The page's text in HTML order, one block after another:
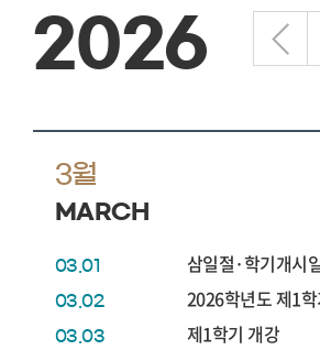
2026
3월
MARCH
03.01 삼일절·학기개시
03.02 2026학년도 제1
03.03 제1학기 개강